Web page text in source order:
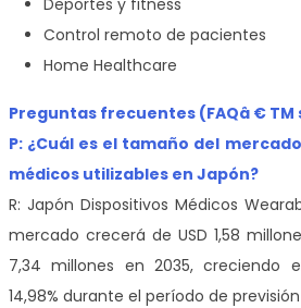
Control remoto de pacientes
Home Healthcare
Preguntas frecuentes (FAQâ € TM
P: ¿Cuál es el tamaño del
médicos utilizables en Japón?
R: Japón Dispositivos Médicos
mercado crecerá de USD 1,58
7,34 millones en 2035, creciendo
14,98% durante el período de